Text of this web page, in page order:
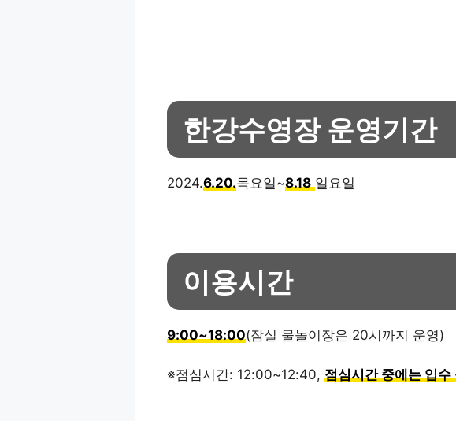
한강수영장 운영기간
2024.6.20.목요일~8.18 일요일
이용시간
9:00~18:00(잠실 물놀이장은 20시까지 운영)
※점심시간: 12:00~12:40, 점심시간 중에는 입수